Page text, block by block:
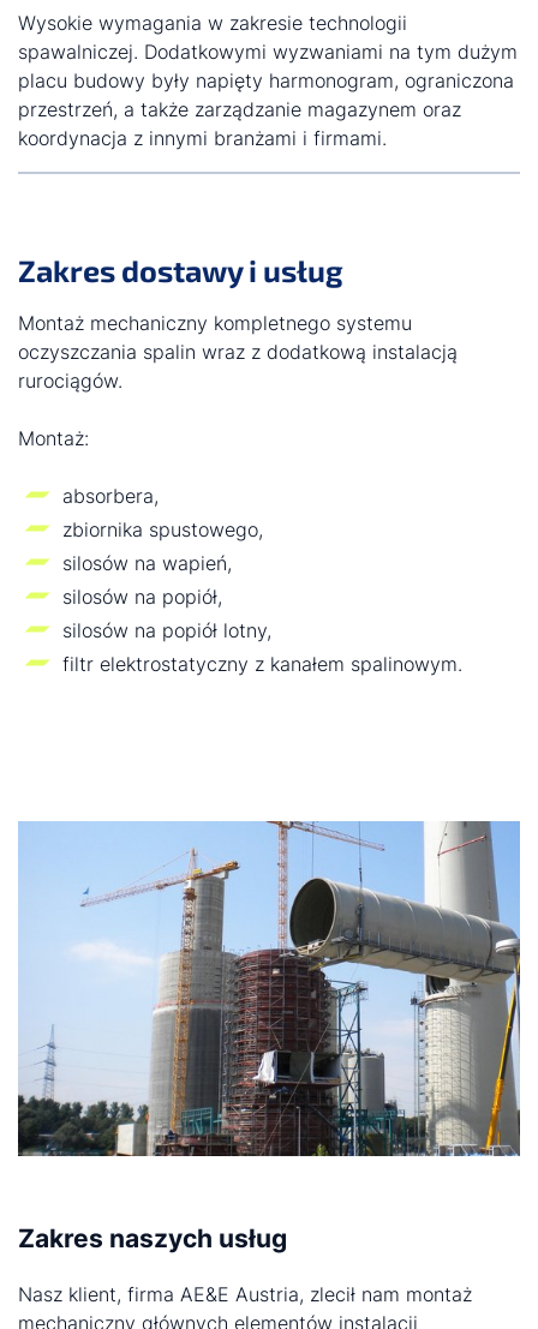
Wysokie wymagania w zakresie technologii
spawalniczej. Dodatkowymi wyzwaniami na tym dużym
placu budowy były napięty harmonogram, ograniczona
przestrzeń, a także zarządzanie magazynem oraz
koordynacja z innymi branżami i firmami.
Zakres dostawy i usług
Montaż mechaniczny kompletnego systemu
oczyszczania spalin wraz z dodatkową instalacją
rurociągów.
Montaż:
absorbera,
zbiornika spustowego,
silosów na wapień,
silosów na popiół,
silosów na popiół lotny,
filtr elektrostatyczny z kanałem spalinowym.
Zakres naszych usług
Nasz klient, firma AE&E Austria, zlecił nam montaż
mechaniczny głównych elementów instalacji